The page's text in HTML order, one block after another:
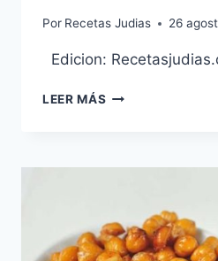
Por Recetas Judias 26
Edicion:
LEER MÁS GARBANZOS